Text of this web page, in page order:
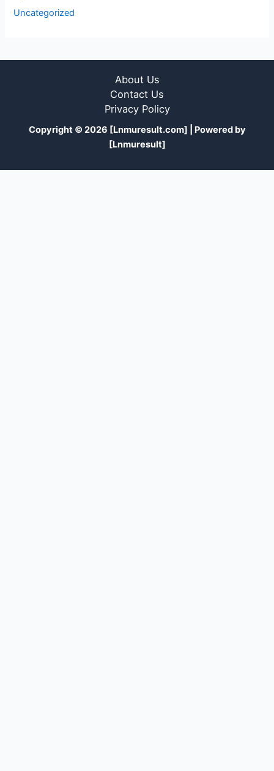
Uncategorized
About Us
Contact Us
Privacy Policy
Copyright © 2026 [Lnmuresult.com] | Powered by
[Lnmuresult]